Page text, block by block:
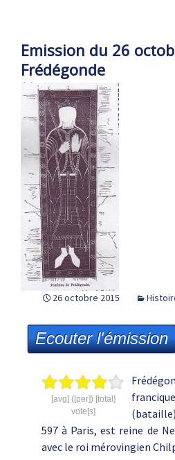
Emission du 26
Frédégonde
26 octobre 2015
Ecouter l'émission
[avg] ([per]) [total]
vote[s]
597 à Paris, est reine de
avec le roi mérovingien